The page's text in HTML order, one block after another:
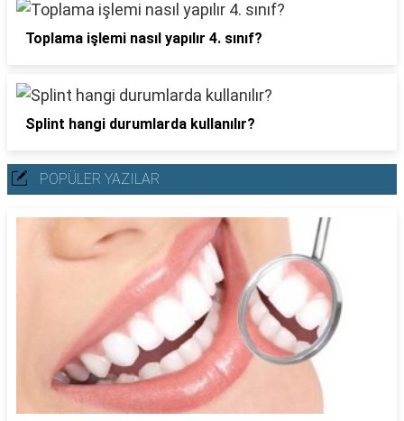
Toplama işlemi nasıl yapılır 4. sınıf?
Splint hangi durumlarda kullanılır?
POPÜLER YAZILAR